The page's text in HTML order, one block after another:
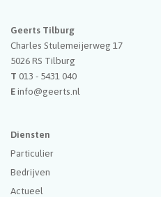
Geerts Tilburg
Charles Stulemeijerweg 17
5026 RS Tilburg
T 013 - 5431 040
Einfo@geerts.nl
Diensten
Particulier
Bedrijven
Actueel